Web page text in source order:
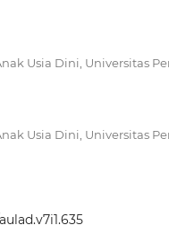
Usia Dini, Universitas
Usia Dini, Universitas